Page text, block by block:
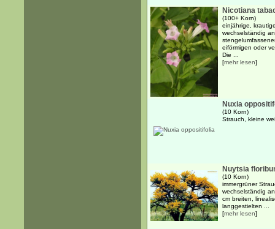
Nicotiana
(100+ Korn)
einjährige,
wechselständig
eiförmigen oder
Die ...
[mehr lesen]
Nuxia
(10 Korn)
Strauch, kleine
Nuytsia
(10 Korn)
immergrüner
wechselständig
cm breiten,
langgestielten ...
[mehr lesen]